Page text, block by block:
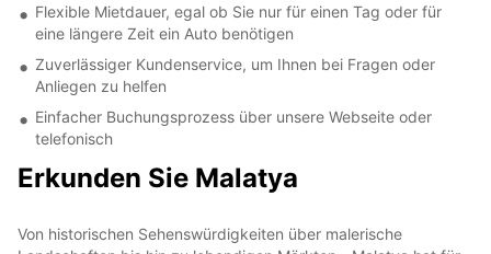
Flexible Mietdauer, egal ob Sie nur für einen Tag oder für
eine längere Zeit ein Auto benötigen
Zuverlässiger Kundenservice, um Ihnen bei Fragen oder
Anliegen zu helfen
Einfacher Buchungsprozess über unsere Webseite oder
telefonisch
Erkunden Sie Malatya
Von historischen Sehenswürdigkeiten über malerische